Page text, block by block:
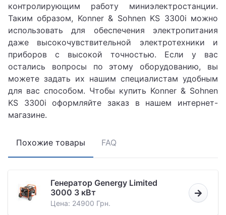
контролирующим работу миниэлектростанции.
Таким образом, Konner & Sohnen KS 3300i можно
использовать для обеспечения электропитания
даже высокочувствительной электротехники и
приборов с высокой точностью. Если у вас
остались вопросы по этому оборудованию, вы
можете задать их нашим специалистам удобным
для вас способом. Чтобы купить Konner & Sohnen
KS 3300i оформляйте заказ в нашем интернет-
магазине.
Похожие товары FAQ
Генератор Genergy Limited
3000 3 кВт
Цена: 24900 Грн.